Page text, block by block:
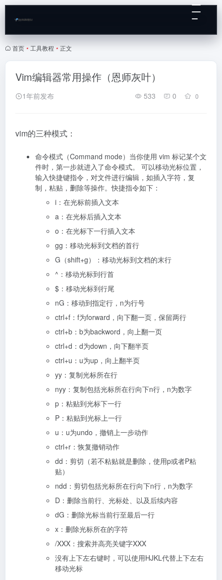
首页 • 工具教程 • 正文
Vim编辑器常用操作（恩师灰叶）
1年前发布 533 0 0
vim的三种模式：
命令模式（Command mode）当你使用 vim 标记某个文
件时，第一步就进入了命令模式。 可以移动光标位置，
输入快捷键指令，对文件进行编辑，如插入字符，复
制，粘贴，删除等操作。快捷指令如下：
i：在光标前插入文本
a：在光标后插入文本
o：在光标下一行插入文本
gg：移动光标到文档的首行
G（shift+g）：移动光标到文档的末行
^：移动光标到行首
$：移动光标到行尾
nG：移动到指定行，n为行号
ctrl+f：f为forward，向下翻一页，保留两行
ctrl+b：b为backword，向上翻一页
ctrl+d：d为down，向下翻半页
ctrl+u：u为up，向上翻半页
yy：复制光标所在行
nyy：复制包括光标所在行向下n行，n为数字
p：粘贴到光标下一行
P：粘贴到光标上一行
u：u为undo，撤销上一步动作
ctrl+r：恢复撤销动作
dd：剪切（若不粘贴就是删除，使用p或者P粘
贴）
ndd：剪切包括光标所在行向下n行，n为数字
D：删除当前行、光标处、以及后续内容
dG：删除光标当前行至最后一行
x：删除光标所在的字符
/XXX：搜索并高亮关键字XXX
没有上下左右键时，可以使用HJKL代替上下左右
移动光标